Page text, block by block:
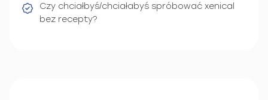
Czy chciałbyś/chciałabyś spróbować xenical
bez recepty?